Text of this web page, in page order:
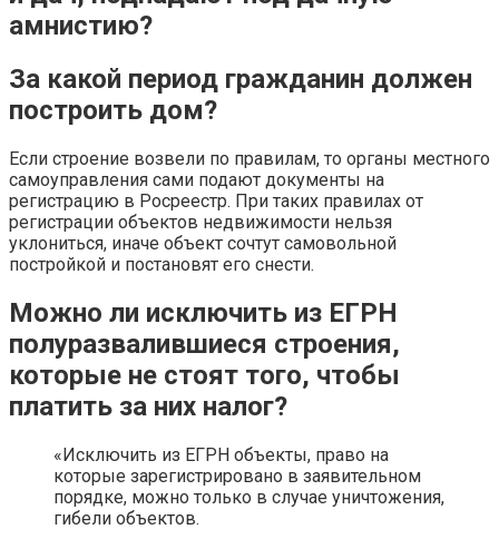
амнистию?
За какой период гражданин должен
построить дом?
Если строение возвели по правилам, то органы местного
самоуправления сами подают документы на
регистрацию в Росреестр. При таких правилах от
регистрации объектов недвижимости нельзя
уклониться, иначе объект сочтут самовольной
постройкой и постановят его снести.
Можно ли исключить из ЕГРН
полуразвалившиеся строения,
которые не стоят того, чтобы
платить за них налог?
«Исключить из ЕГРН объекты, право на
которые зарегистрировано в заявительном
порядке, можно только в случае уничтожения,
гибели объектов.